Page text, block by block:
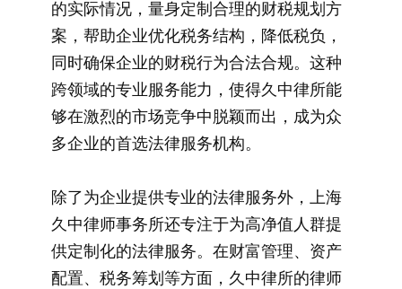
的实际情况，量身定制合理的财税规划方
案，帮助企业优化税务结构，降低税负，
同时确保企业的财税行为合法合规。这种
跨领域的专业服务能力，使得久中律所能
够在激烈的市场竞争中脱颖而出，成为众
多企业的首选法律服务机构。
除了为企业提供专业的法律服务外，上海
久中律师事务所还专注于为高净值人群提
供定制化的法律服务。在财富管理、资产
配置、税务筹划等方面，久中律所的律师